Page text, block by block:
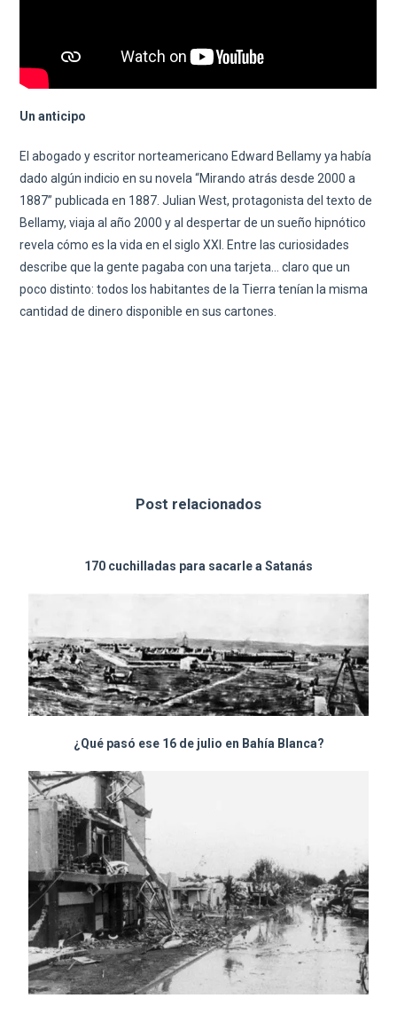
Un anticipo
El abogado y escritor norteamericano Edward Bellamy ya había
dado algún indicio en su novela “Mirando atrás desde 2000 a
1887” publicada en 1887. Julian West, protagonista del texto de
Bellamy, viaja al año 2000 y al despertar de un sueño hipnótico
revela cómo es la vida en el siglo XXI. Entre las curiosidades
describe que la gente pagaba con una tarjeta… claro que un
poco distinto: todos los habitantes de la Tierra tenían la misma
cantidad de dinero disponible en sus cartones.
Post relacionados
170 cuchilladas para sacarle a Satanás
¿Qué pasó ese 16 de julio en Bahía Blanca?